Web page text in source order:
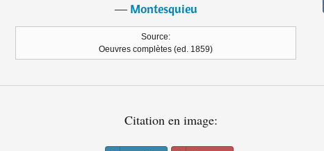
―Montesquieu
Source:
Oeuvres complètes (ed. 1859)
Citation en image: